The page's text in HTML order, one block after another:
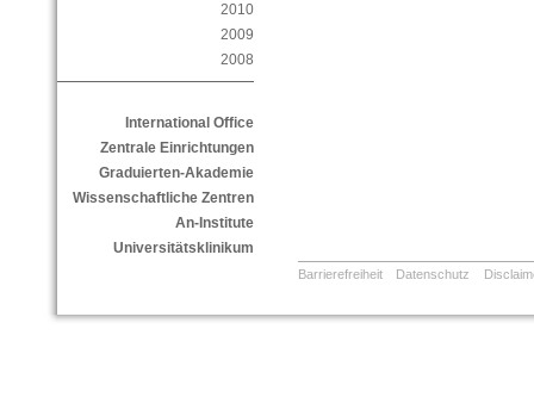
2010
2009
2008
International Office
Zentrale Einrichtungen
Graduierten-Akademie
Wissenschaftliche Zentren
An-Institute
Universitätsklinikum
Barrierefreiheit Datenschutz